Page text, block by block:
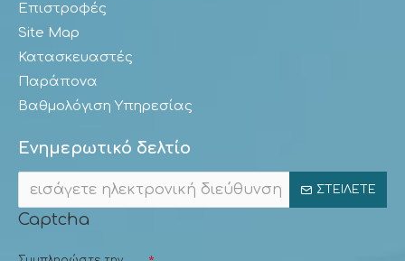
Επιστροφές
Site Map
Κατασκευαστές
Παράπονα
Βαθμολόγιση Υπηρεσίας
Ενημερωτικό δελτίο
ΣΤΕΊΛΕΤΕ
Captcha